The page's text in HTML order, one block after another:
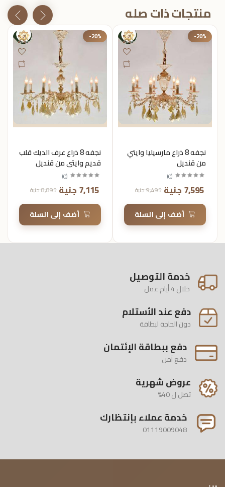
منتجات ذات صله
-20%
نجفه 8 ذراع عرف الديك قلب
قديم وايتي من قنديل
(
0
)
8,895 جنية 7,115 جنية
أضف إلى السلة
-20%
نجفه 8 ذراع مارسيليا وايتي
من قنديل
(
0
)
9,495 جنية 7,595 جنية
أضف إلى السلة
خدمة التوصيل
خلال 4 أيام عمل
دفع عند الأستلام
دون الحاجة لبطاقة
دفع ببطاقة الإئتمان
دفع آمن
عروض شهرية
تصل ل 40%
خدمة عملاء بإنتظارك
01119009048